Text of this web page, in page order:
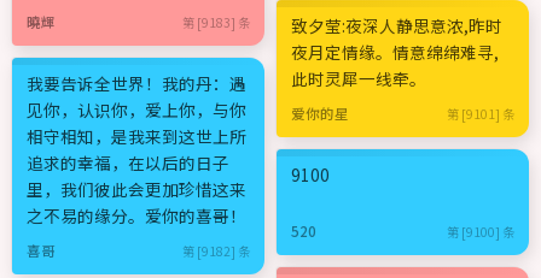
曉輝 第 [9183] 条
我要告诉全世界！我的丹：遇
见你，认识你，爱上你，与你
相守相知，是我来到这世上所
追求的幸福，在以后的日子
里，我们彼此会更加珍惜这来
之不易的缘分。爱你的喜哥！
喜哥 第 [9182] 条
致夕莹:夜深人静思意浓,昨时
夜月定情缘。情意绵绵难寻,
此时灵犀一线牵。
爱你的星 第 [9101] 条
9100
520 第 [9100] 条